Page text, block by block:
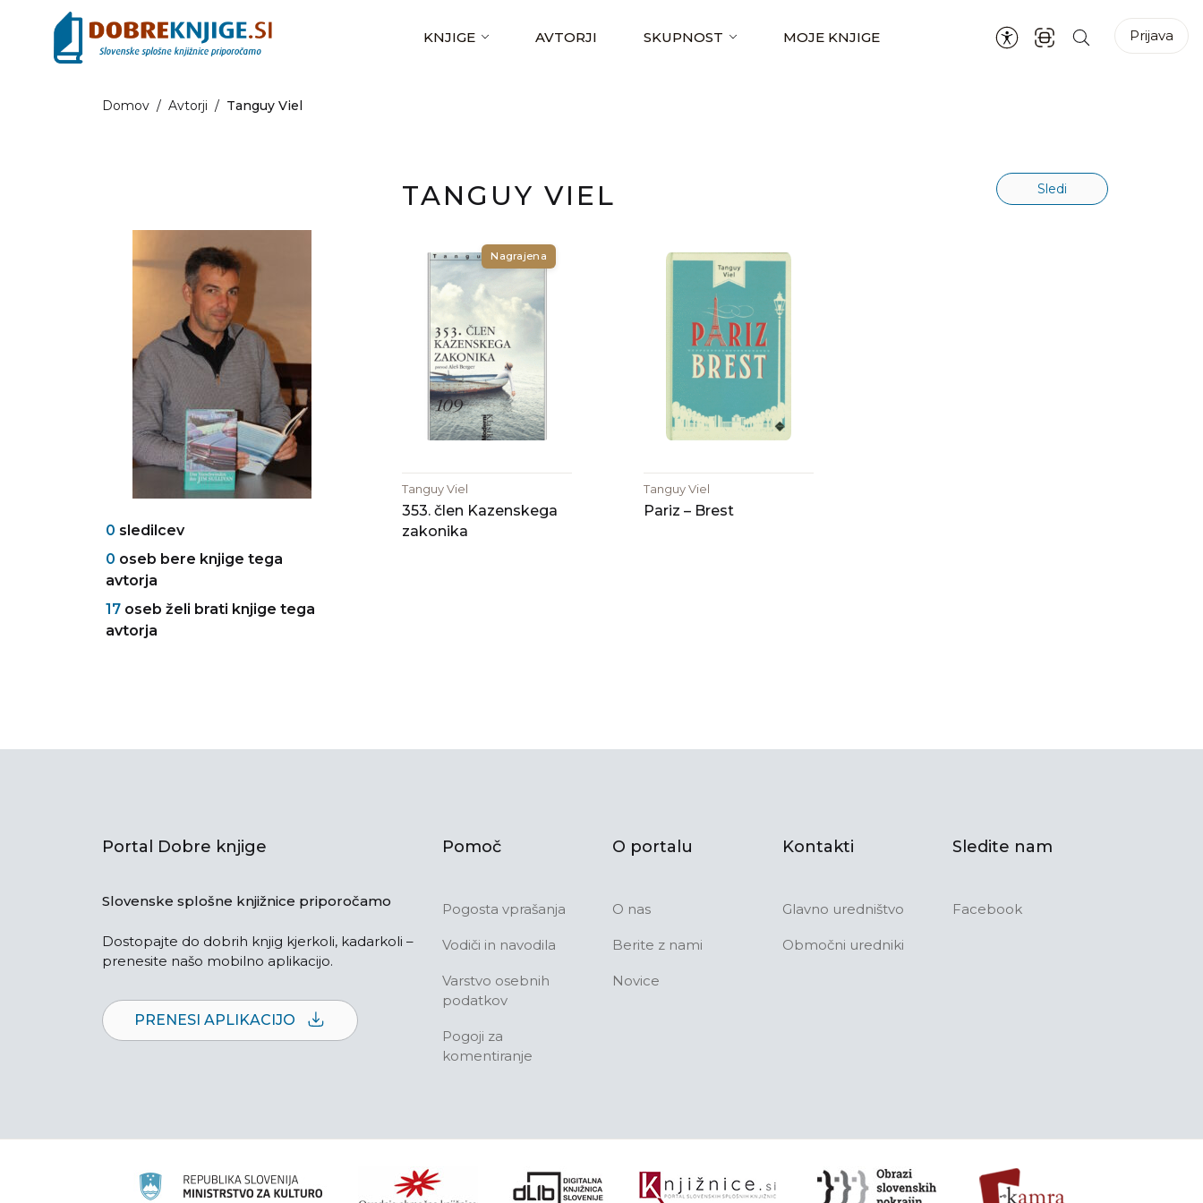
KNJIGE AVTORJI SKUPNOST MOJE KNJIGE Prijava
Domov / Avtorji / Tanguy Viel
0 sledilcev
0 oseb bere knjige tega
avtorja
17 oseb želi brati knjige tega
avtorja
TANGUY VIEL Sledi
Nagrajena
Tanguy Viel
353. člen Kazenskega
zakonika
Tanguy Viel
Pariz – Brest
Portal Dobre knjige
Slovenske splošne knjižnice priporočamo
Dostopajte do dobrih knjig kjerkoli, kadarkoli –
prenesite našo mobilno aplikacijo.
PRENESI APLIKACIJO
Pomoč
Pogosta vprašanja
Vodiči in navodila
Varstvo osebnih
podatkov
Pogoji za
komentiranje
O portalu
O nas
Berite z nami
Novice
Kontakti
Glavno uredništvo
Območni uredniki
Sledite nam
Facebook